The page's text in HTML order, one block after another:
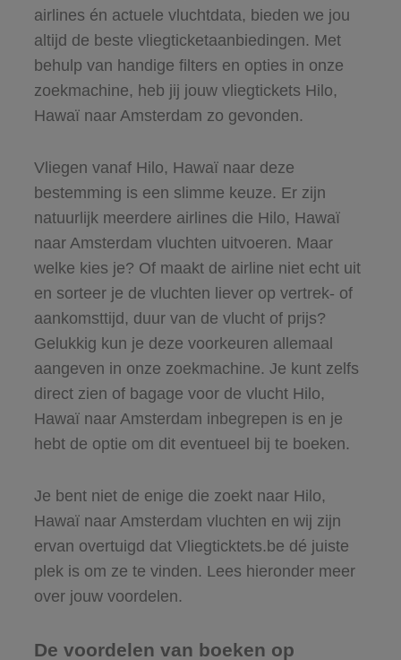
airlines én actuele vluchtdata, bieden we jou
altijd de beste vliegticketaanbiedingen. Met
behulp van handige filters en opties in onze
zoekmachine, heb jij jouw vliegtickets Hilo,
Hawaï naar Amsterdam zo gevonden.
Vliegen vanaf Hilo, Hawaï naar deze
bestemming is een slimme keuze. Er zijn
natuurlijk meerdere airlines die Hilo, Hawaï
naar Amsterdam vluchten uitvoeren. Maar
welke kies je? Of maakt de airline niet echt uit
en sorteer je de vluchten liever op vertrek- of
aankomsttijd, duur van de vlucht of prijs?
Gelukkig kun je deze voorkeuren allemaal
aangeven in onze zoekmachine. Je kunt zelfs
direct zien of bagage voor de vlucht Hilo,
Hawaï naar Amsterdam inbegrepen is en je
hebt de optie om dit eventueel bij te boeken.
Je bent niet de enige die zoekt naar Hilo,
Hawaï naar Amsterdam vluchten en wij zijn
ervan overtuigd dat Vliegticktets.be dé juiste
plek is om ze te vinden. Lees hieronder meer
over jouw voordelen.
De voordelen van boeken op